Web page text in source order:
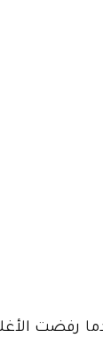
رفضت